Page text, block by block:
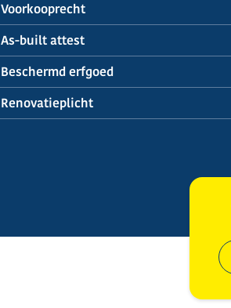
Voorkooprecht
As-built attest
Beschermd erfgoed
Renovatieplicht